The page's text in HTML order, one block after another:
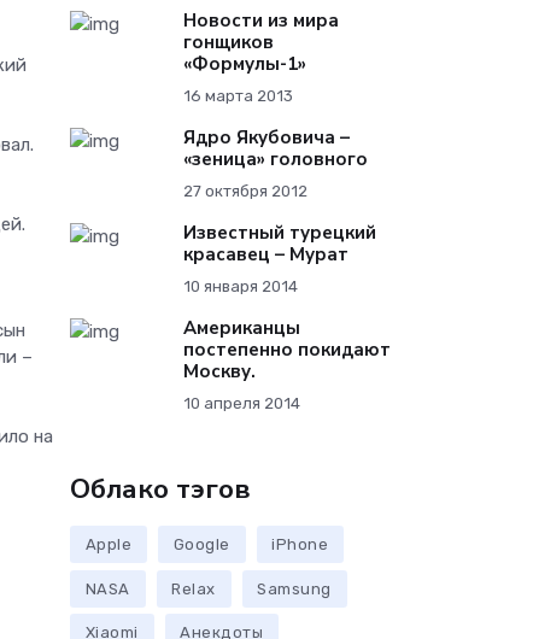
–
на
Новости из мира
гонщиков
«Формулы-1»
16 марта 2013
Ядро Якубовича –
«зеница» головного
27 октября 2012
Известный турецкий
красавец – Мурат
10 января 2014
Американцы
постепенно покидают
Москву.
10 апреля 2014
Облако тэгов
Apple Google iPhone
NASA Relax Samsung
Xiaomi Анекдоты